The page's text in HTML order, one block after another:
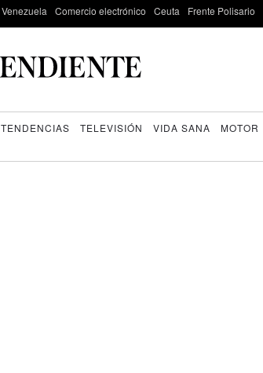
Venezuela Comercio electrónico Ceuta Frente Polisario
TENDENCIAS TELEVISIÓN VIDA SANA MOTOR